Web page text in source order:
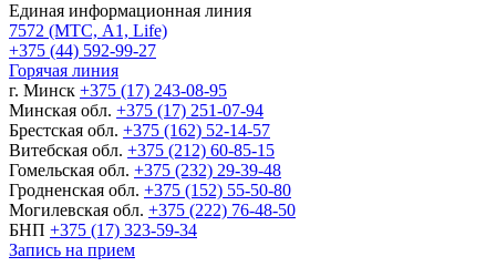
Единая информационная линия
7572 (МТС, A1, Life)
+375 (44) 592-99-27
Горячая линия
г. Минск +375 (17) 243-08-95
Минская обл. +375 (17) 251-07-94
Брестская обл. +375 (162) 52-14-57
Витебская обл. +375 (212) 60-85-15
Гомельская обл. +375 (232) 29-39-48
Гродненская обл. +375 (152) 55-50-80
Могилевская обл. +375 (222) 76-48-50
БНП +375 (17) 323-59-34
Запись на прием